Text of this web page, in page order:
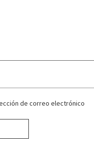
de correo electrónico